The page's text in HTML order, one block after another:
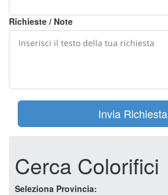
Richieste / Note
Invia Richiesta
Cerca Colorifici
Seleziona Provincia: